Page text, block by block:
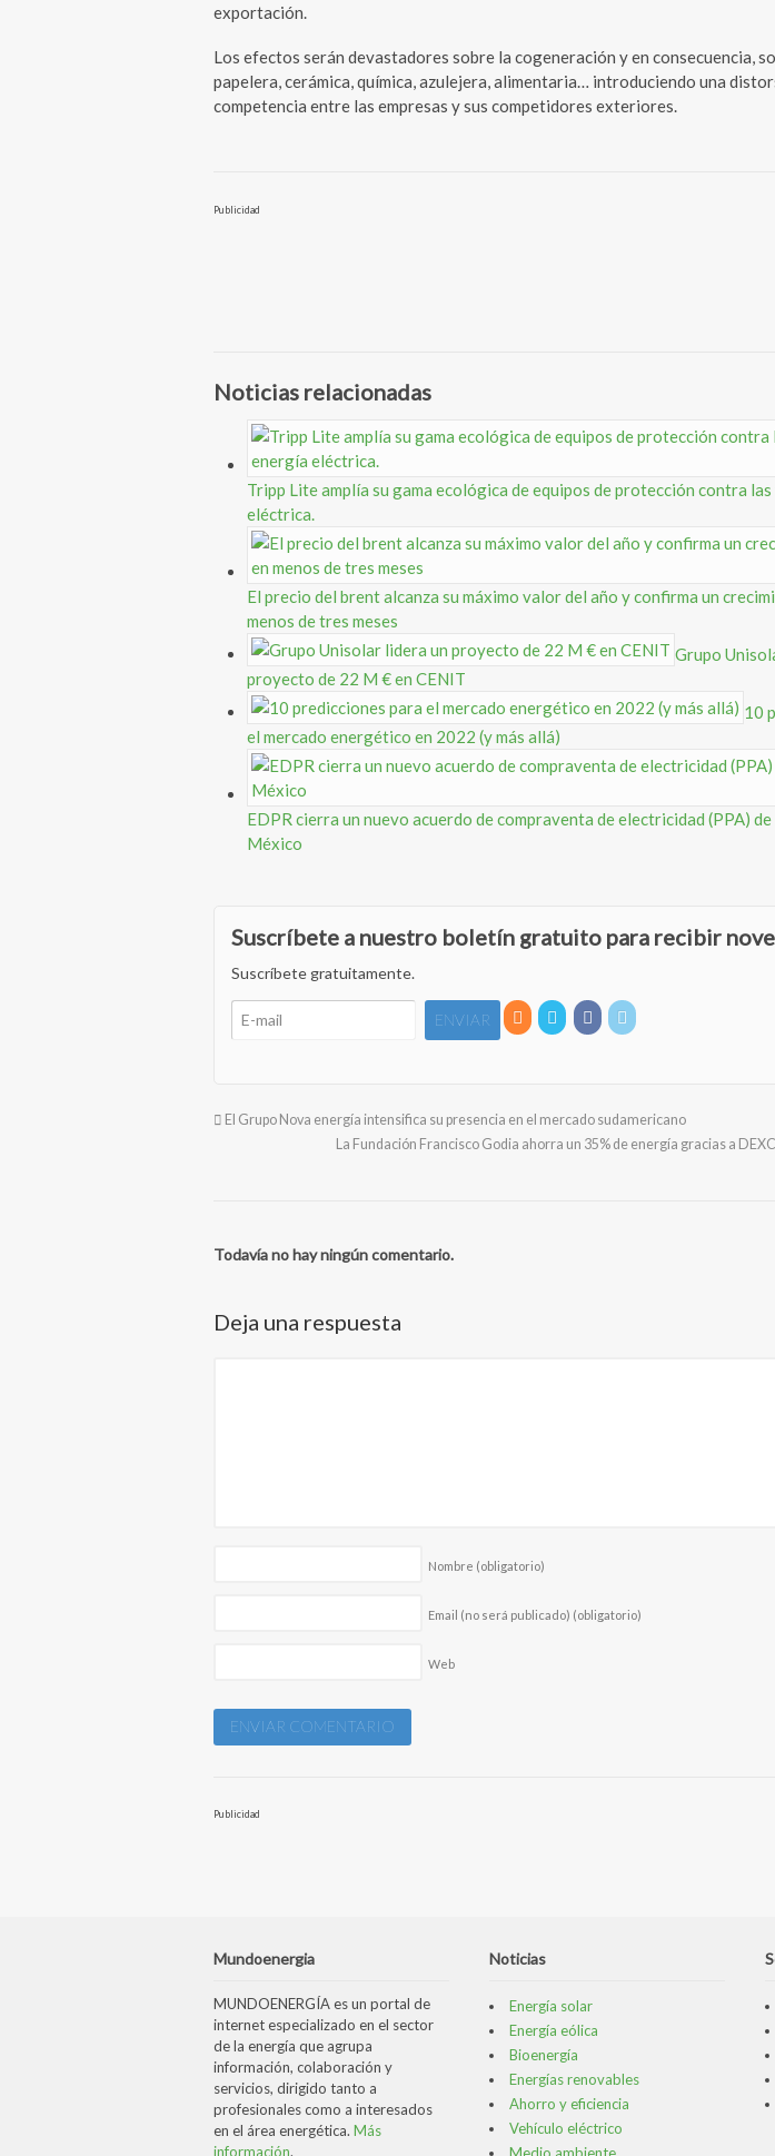
exportación.
Los efectos serán devastadores sobre la cogeneración y en consecuencia,
papelera, cerámica, química, azulejera, alimentaria… introduciendo una
competencia entre las empresas y sus competidores exteriores.
Publicidad
Noticias relacionadas
Tripp Lite amplía su gama ecológica de equipos de protección contra
eléctrica.
El precio del brent alcanza su máximo valor del año y confirma un
menos de tres meses
Grupo
proyecto de 22 M € en CENIT
10
el mercado energético en 2022 (y más allá)
EDPR cierra un nuevo acuerdo de compraventa de electricidad (PPA)
México
Suscríbete a nuestro boletín gratuito para recibir
Suscríbete gratuitamente.
El Grupo Nova energía intensifica su presencia en el mercado sudamericano
La Fundación Francisco Godia ahorra un 35% de energía gracias a
Todavía no hay ningún comentario.
Deja una respuesta
Nombre (obligatorio)
Email (no será publicado) (obligatorio)
Web
Publicidad
Mundoenergia
MUNDOENERGÍA es un portal de
internet especializado en el sector
de la energía que agrupa
información, colaboración y
servicios, dirigido tanto a
profesionales como a interesados
en el área energética. Más
información.
Noticias
Energía solar
Energía eólica
Bioenergía
Energías renovables
Ahorro y eficiencia
Vehículo eléctrico